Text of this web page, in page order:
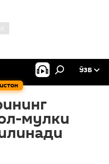
ЎЗБ
мулки